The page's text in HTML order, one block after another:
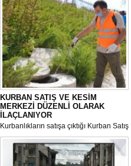
KURBAN SATIŞ VE KESİM
MERKEZİ DÜZENLİ OLARAK
İLAÇLANIYOR
Kurbanlıkların satışa çıktığı Kurban Satış
ve Kesim Merkezi, haşere ve
mikropların önüne geçilmesi amacıyla
her gün Gölbaşı Belediyesi ekipleri
tarafından düzenli olarak ilaçlanıyor.